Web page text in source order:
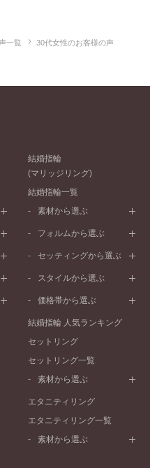
一覧 30代女性のお客様の声
結婚指輪
(マリッジリング)
結婚指輪一覧
素材から選ぶ
プラチナ
ピンクゴールド
ペールブラウンゴールド
フォルムから選ぶ
ストレートライン
V字ライン
セッティングから選ぶ
プレーン
セベラルメレ
ラインメレ
スタイルから選ぶ
シンプル
モード
エレガント
ゴージャス
価格帯から選ぶ
50万円～
20万円～30万円
10万円～20万円
結婚指輪 人気ランキング
セットリング
セットリング一覧
素材から選ぶ
プラチナ
ペールブラウンゴールド
エタニティリング
エタニティリング一覧
素材から選ぶ